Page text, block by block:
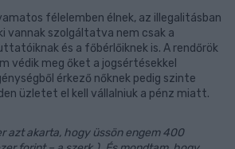
félelemben élnek, az illegalitásban
vannak szolgáltatva nem csak a
és a főbérlőiknek is. A rendőrök
védik meg őket a jogsértésekkel
érkező nőknek pedig szinte
üzletet el kell vállalniuk a pénz miatt.
azt akarta, hogy üssön engem 400